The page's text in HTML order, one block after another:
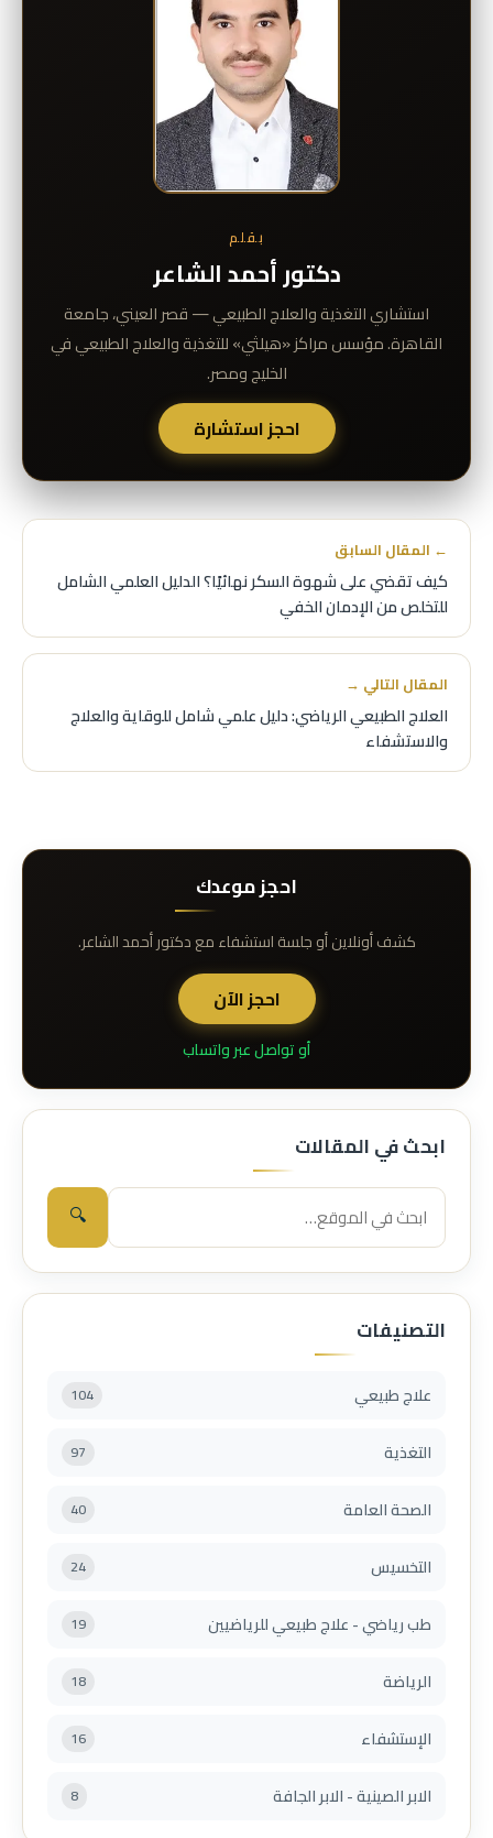
بقلم
دكتور أحمد الشاعر
استشاري التغذية والعلاج الطبيعي — قصر العيني، جامعة
القاهرة. مؤسس مراكز «هيلثي» للتغذية والعلاج الطبيعي في
الخليج ومصر.
احجز استشارة
← المقال السابق
كيف تقضي على شهوة السكر نهائيًا؟ الدليل العلمي الشامل
للتخلص من الإدمان الخفي
المقال التالي →
العلاج الطبيعي الرياضي: دليل علمي شامل للوقاية والعلاج
والاستشفاء
احجز موعدك
كشف أونلاين أو جلسة استشفاء مع دكتور أحمد الشاعر.
احجز الآن
أو تواصل عبر واتساب
ابحث في المقالات
🔍
التصنيفات
علاج طبيعي 104
التغذية 97
الصحة العامة 40
التخسيس 24
طب رياضي - علاج طبيعي للرياضيين 19
الرياضة 18
الإستشفاء 16
الابر الصينية - الابر الجافة 8